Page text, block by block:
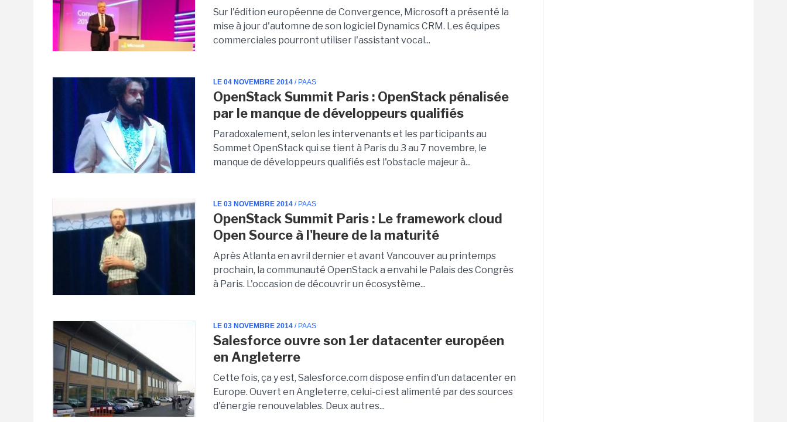
Sur l'édition européenne de Convergence, Microsoft a présenté la
mise à jour d'automne de son logiciel Dynamics CRM. Les équipes
commerciales pourront utiliser l'assistant vocal...
LE 04 NOVEMBRE 2014 / PAAS
OpenStack Summit Paris : OpenStack pénalisée
par le manque de développeurs qualifiés
Paradoxalement, selon les intervenants et les participants au
Sommet OpenStack qui se tient à Paris du 3 au 7 novembre, le
manque de développeurs qualifiés est l'obstacle majeur à...
LE 03 NOVEMBRE 2014 / PAAS
OpenStack Summit Paris : Le framework cloud
Open Source à l'heure de la maturité
Après Atlanta en avril dernier et avant Vancouver au printemps
prochain, la communauté OpenStack a envahi le Palais des Congrès
à Paris. L'occasion de découvrir un écosystème...
LE 03 NOVEMBRE 2014 / PAAS
Salesforce ouvre son 1er datacenter européen
en Angleterre
Cette fois, ça y est, Salesforce.com dispose enfin d'un datacenter en
Europe. Ouvert en Angleterre, celui-ci est alimenté par des sources
d'énergie renouvelables. Deux autres...